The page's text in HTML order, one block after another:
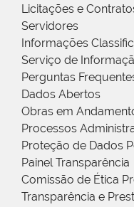
Licitações e
Servidores
Informações
Serviço de
Perguntas
Dados Abertos
Obras em
Processos
Proteção de Dados
Painel Transparência
Comissão de Ética
Transparência e